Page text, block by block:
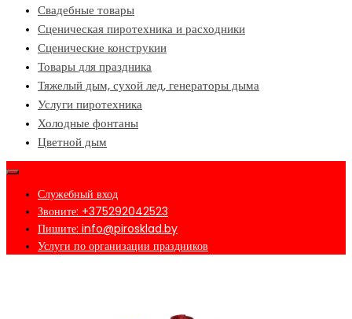
Свадебные товары
Сценическая пиротехника и расходники
Сценические конструкии
Товары для праздника
Тяжелый дым, сухой лед, генераторы дыма
Услуги пиротехника
Холодные фонтаны
Цветной дым
Служебный вход
Звоните: +375292042523
Пишите: info@pirosklad.by
Услуги по организации праздников